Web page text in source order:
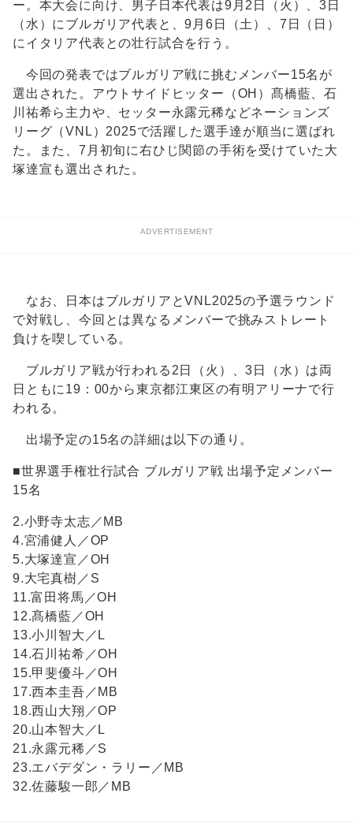
ー。本大会に向け、男子日本代表は9月2日（火）、3日
（水）にブルガリア代表と、9月6日（土）、7日（日）
にイタリア代表との壮行試合を行う。
今回の発表ではブルガリア戦に挑むメンバー15名が
選出された。アウトサイドヒッター（OH）髙橋藍、石
川祐希ら主力や、セッター永露元稀などネーションズ
リーグ（VNL）2025で活躍した選手達が順当に選ばれ
た。また、7月初旬に右ひじ関節の手術を受けていた大
塚達宣も選出された。
ADVERTISEMENT
なお、日本はブルガリアとVNL2025の予選ラウンド
で対戦し、今回とは異なるメンバーで挑みストレート
負けを喫している。
ブルガリア戦が行われる2日（火）、3日（水）は両
日ともに19：00から東京都江東区の有明アリーナで行
われる。
出場予定の15名の詳細は以下の通り。
■世界選手権壮行試合 ブルガリア戦 出場予定メンバー
15名
2.小野寺太志／MB
4.宮浦健人／OP
5.大塚達宣／OH
9.大宅真樹／S
11.富田将馬／OH
12.髙橋藍／OH
13.小川智大／L
14.石川祐希／OH
15.甲斐優斗／OH
17.西本圭吾／MB
18.西山大翔／OP
20.山本智大／L
21.永露元稀／S
23.エバデダン・ラリー／MB
32.佐藤駿一郎／MB